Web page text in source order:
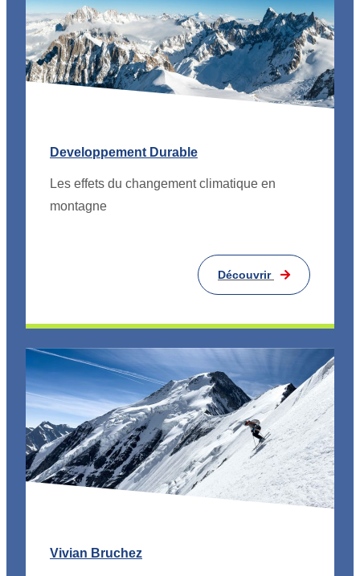
Developpement Durable
Les effets du changement climatique en
montagne
Découvrir
Vivian Bruchez